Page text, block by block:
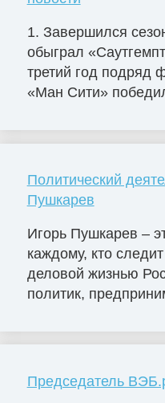
1. Завершился
обыграл
третий год подряд
«Ман Сити»
Политический
Пушкарев
Игорь Пушкарев –
каждому, кто
деловой жизнью
политик,
Председатель